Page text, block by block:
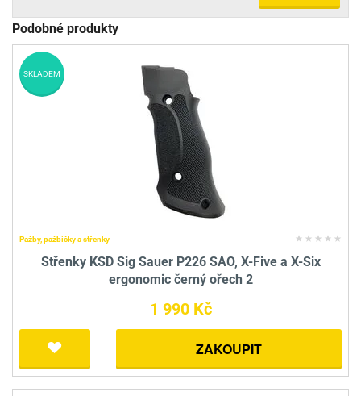
Podobné produkty
Pažby, pažbičky a střenky
Střenky KSD Sig Sauer P226 SAO, X-Five a X-Six
ergonomic černý ořech 2
1 990 Kč
ZAKOUPIT
SKLADEM